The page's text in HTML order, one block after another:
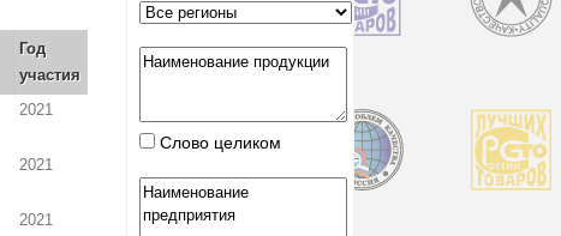
Год
участия
2021
2021
2021
Слово целиком